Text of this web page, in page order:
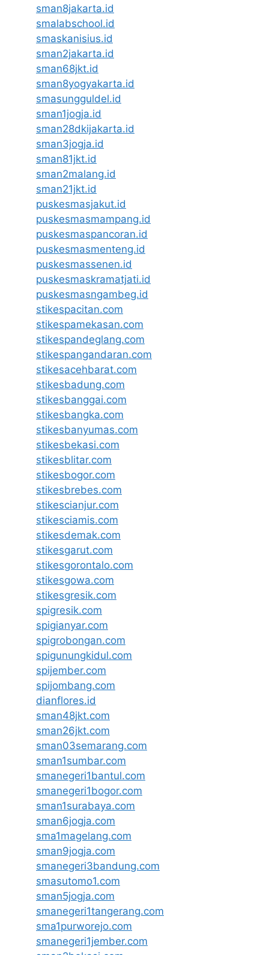
sman8jakarta.id
smalabschool.id
smaskanisius.id
sman2jakarta.id
sman68jkt.id
sman8yogyakarta.id
smasungguldel.id
sman1jogja.id
sman28dkijakarta.id
sman3jogja.id
sman81jkt.id
sman2malang.id
sman21jkt.id
puskesmasjakut.id
puskesmasmampang.id
puskesmaspancoran.id
puskesmasmenteng.id
puskesmassenen.id
puskesmaskramatjati.id
puskesmasngambeg.id
stikespacitan.com
stikespamekasan.com
stikespandeglang.com
stikespangandaran.com
stikesacehbarat.com
stikesbadung.com
stikesbanggai.com
stikesbangka.com
stikesbanyumas.com
stikesbekasi.com
stikesblitar.com
stikesbogor.com
stikesbrebes.com
stikescianjur.com
stikesciamis.com
stikesdemak.com
stikesgarut.com
stikesgorontalo.com
stikesgowa.com
stikesgresik.com
spigresik.com
spigianyar.com
spigrobongan.com
spigunungkidul.com
spijember.com
spijombang.com
dianflores.id
sman48jkt.com
sman26jkt.com
sman03semarang.com
sman1sumbar.com
smanegeri1bantul.com
smanegeri1bogor.com
sman1surabaya.com
sman6jogja.com
sma1magelang.com
sman9jogja.com
smanegeri3bandung.com
smasutomo1.com
sman5jogja.com
smanegeri1tangerang.com
sma1purworejo.com
smanegeri1jember.com